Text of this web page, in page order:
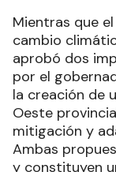
Mientras que
cambio
aprobó dos
por el
la creación de
Oeste
mitigación y
Ambas
y constituyen